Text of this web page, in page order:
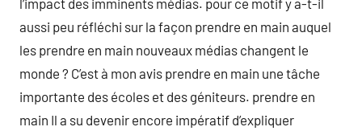
l’impact des imminents médias. pour ce motif y a-t-il
aussi peu réfléchi sur la façon prendre en main auquel
les prendre en main nouveaux médias changent le
monde ? C’est à mon avis prendre en main une tâche
importante des écoles et des géniteurs. prendre en
main Il a su devenir encore impératif d’expliquer